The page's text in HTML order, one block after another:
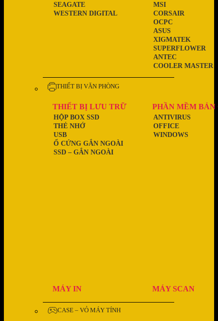
WESTERN DIGITAL
SEAGATE
COOLER MASTER
ANTEC
SUPERFLOWER
XIGMATEK
ASUS
OCPC
CORSAIR
MSI
THIẾT BỊ VĂN PHÒNG
THIẾT BỊ LƯU TRỮ
SSD – GẮN NGOÀI
Ổ CỨNG GẮN NGOÀI
USB
THẺ NHỚ
HỘP BOX SSD
PHẦN MỀM BẢN
WINDOWS
OFFICE
ANTIVIRUS
MÁY IN MÁY SCAN
CASE – VỎ MÁY TÍNH